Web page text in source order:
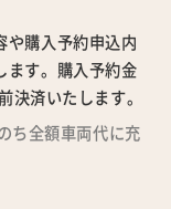
や購入予約申込内
ます。購入予約金
決済いたします。
ち全額車両代に充